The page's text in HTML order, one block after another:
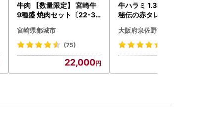
牛肉 【数量限定】 宮崎牛
9種盛 焼肉セット〔22-31
シ!! 牛肉
宮崎県都城市
(75)
22,000
牛ハラミ 1.3kg｜1位獲得
秘伝の赤タレ 牛肉 訳あり
大阪府泉佐野市